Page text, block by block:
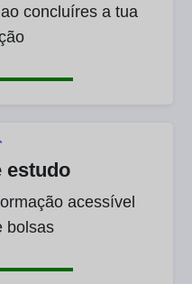
concluíres a tua
estudo
acessível
bolsas